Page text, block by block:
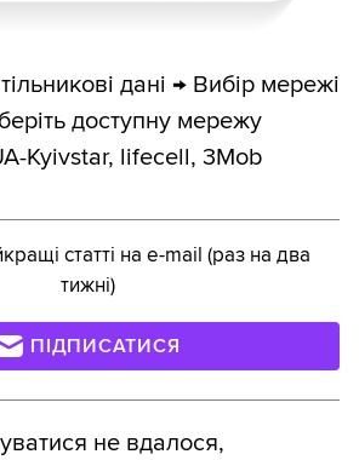
дані → Вибір мережі
доступну мережу
Kyivstar, lifecell, 3Mob
статті на e-mail (раз на два
тижні)
ПІДПИСАТИСЯ
не вдалося,